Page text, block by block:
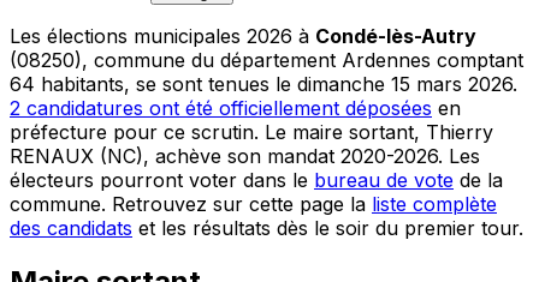
Les élections municipales 2026 à Condé-lès-Autry
(08250), commune du département Ardennes comptant
64 habitants, se sont tenues le dimanche 15 mars 2026.
2 candidatures ont été officiellement déposées en
préfecture pour ce scrutin. Le maire sortant, Thierry
RENAUX (NC), achève son mandat 2020-2026. Les
électeurs pourront voter dans le bureau de vote de la
commune. Retrouvez sur cette page la liste complète
des candidats et les résultats dès le soir du premier tour.